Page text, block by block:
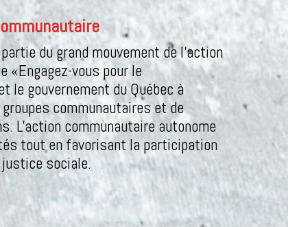
du grand mouvement de l'action
«Engagez-vous pour le
le gouvernement du Québec à
communautaires et de
L'action communautaire autonome
tout en favorisant la participation
sociale.